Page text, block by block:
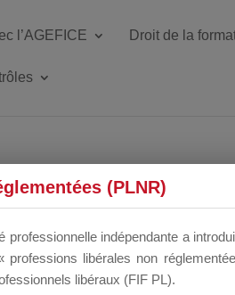
l’AGEFICE Droit de la
(PLNR)
professionnelle indépendante a
libérales non
libéraux (FIF PL).